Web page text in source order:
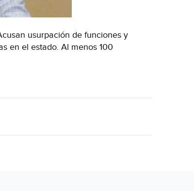
usurpación de funciones y
en el estado. Al menos 100